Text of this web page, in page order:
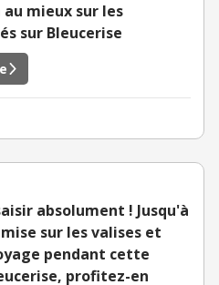
mieux sur les
sur Bleucerise
absolument ! Jusqu'à
sur les valises et
pendant cette
profitez-en